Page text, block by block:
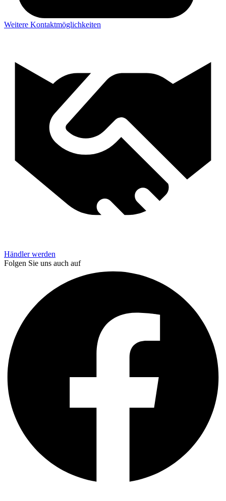
Weitere Kontaktmöglichkeiten
Händler werden
Folgen Sie uns auch auf